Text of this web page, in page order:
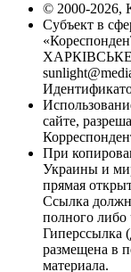
© 2000-2026,
Субъект в
ХАРКІВСЬКЕ
сайте,
При
Украины и
прямая
Ссылка
полного либо
Гиперссылка
размещена в
материала.